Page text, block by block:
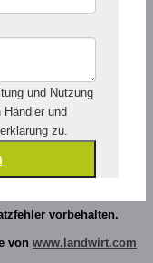
und Nutzung
Händler und
zu.
vorbehalten.
von www.landwirt.com